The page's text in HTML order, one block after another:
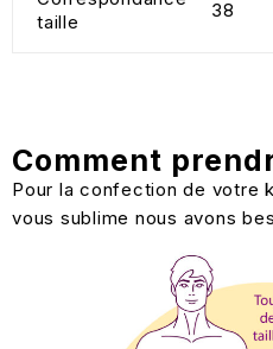
taille
38
Comment
Pour la confection de votre
vous sublime nous avons